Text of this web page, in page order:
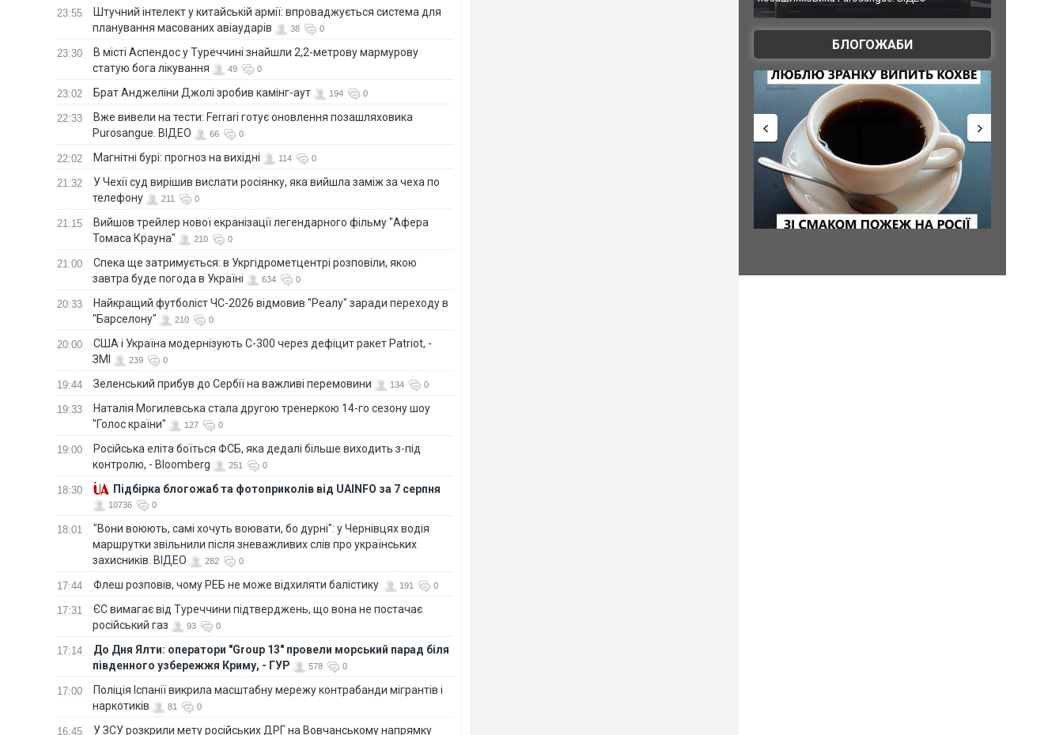
23:55
Штучний інтелект у китайській армії: впроваджується система для
планування масованих авіаударів
38 0
23:30
В місті Аспендос у Туреччині знайшли 2,2-метрову мармурову
статую бога лікування
49 0
23:02 Брат Анджеліни Джолі зробив камінг-аут 194 0
22:33
Вже вивели на тести: Ferrari готує оновлення позашляховика
Purosangue. ВІДЕО
66 0
22:02 Магнітні бурі: прогноз на вихідні 114 0
21:32
У Чехії суд вирішив вислати росіянку, яка вийшла заміж за чеха по
телефону
211 0
21:15
Вийшов трейлер нової екранізації легендарного фільму "Афера
Томаса Крауна"
210 0
21:00
Спека ще затримується: в Укргідрометцентрі розповіли, якою
завтра буде погода в Україні
634 0
20:33
Найкращий футболіст ЧС-2026 відмовив "Реалу" заради переходу в
"Барселону"
210 0
20:00
США і Україна модернізують С-300 через дефіцит ракет Patriot, -
ЗМІ
239 0
19:44 Зеленський прибув до Сербії на важливі перемовини 134 0
19:33
Наталія Могилевська стала другою тренеркою 14-го сезону шоу
"Голос країни"
127 0
19:00
Російська еліта боїться ФСБ, яка дедалі більше виходить з-під
контролю, - Bloomberg
251 0
18:30 Підбірка блогожаб та фотоприколів від UAINFO за 7 серпня
10736 0
18:01
"Вони воюють, самі хочуть воювати, бо дурні": у Чернівцях водія
маршрутки звільнили після зневажливих слів про українських
захисників. ВІДЕО
282 0
17:44 Флеш розповів, чому РЕБ не може відхиляти балістику 191 0
17:31
ЄС вимагає від Туреччини підтверджень, що вона не постачає
російський газ
93 0
17:14
До Дня Ялти: оператори "Group 13" провели морський парад біля
південного узбережжя Криму, - ГУР
578 0
17:00
Поліція Іспанії викрила масштабну мережу контрабанди мігрантів і
наркотиків
81 0
16:45 У ЗСУ розкрили мету російських ДРГ на Вовчанському напрямку
БЛОГОЖАБИ